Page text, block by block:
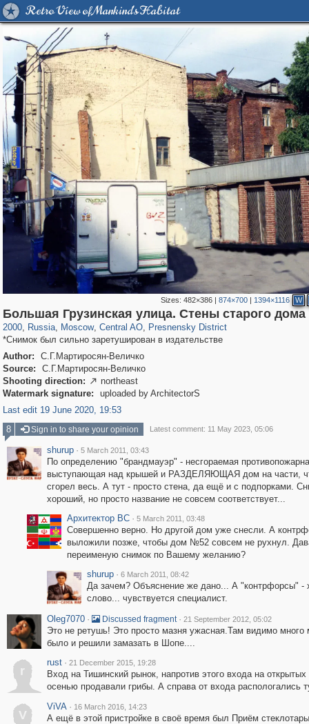
Retro View of Mankind's Habitat
Sizes: 482×386| 874×700| 1394×1116 W
Большая Грузинская улица. Стены старого дома
2000, Russia
1,407,325 29,248
, Moscow
319,882 8,286
, Central AO
160,021 5,916
, Presnensky District
13,345 396
*Снимок был сильно заретуширован в издательстве
Author:
С.Г.Мартиросян-Величко
Source:
С.Г.Мартиросян-Величко
Shooting direction:  northeast
Watermark signature:
uploaded by ArchitectorS
Last edit 19 June 2020, 19:53
8
Sign in to share your opinion Latest comment: 11 May 2023, 05:06
shurup · 5 March 2011, 03:43
По определению "брандмауэр" - несгораемая
выступающая над крышей и РАЗДЕЛЯЮЩАЯ дом на части,
сгорел весь. А тут - просто стена, да ещё и с подпорками.
хороший, но просто название не совсем соответствует...
Архитектор ВС · 5 March 2011, 03:48
Совершенно верно. Но другой дом уже снесли. А
выложили позже, чтобы дом №52 совсем не рухнул.
переименую снимок по Вашему желанию?
shurup · 6 March 2011, 08:42
Да зачем? Объяснение же дано... А "контрфорсы" -
слово... чувствуется специалист.
Oleg7070 · Discussed fragment · 21 September 2012, 05:02
Это не ретушь! Это просто мазня ужасная.Там видимо много
было и решили замазать в Шопе....
r
rust · 21 December 2015, 19:28
Вход на Тишинский рынок, напротив этого входа на открытых
осенью продавали грибы. А справа от входа распологались
V
ViVA · 16 March 2016, 14:23
А ещё в этой пристройке в своё время был Приём